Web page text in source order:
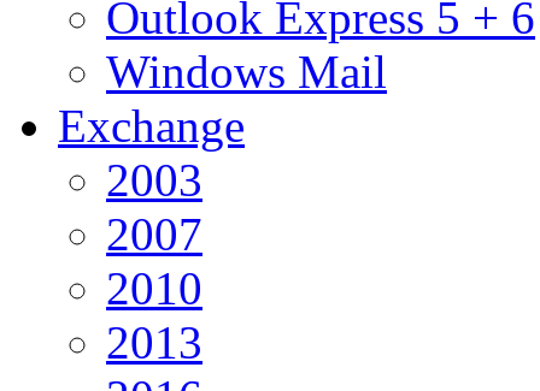
Outlook Express 5 + 6
Windows Mail
Exchange
2003
2007
2010
2013